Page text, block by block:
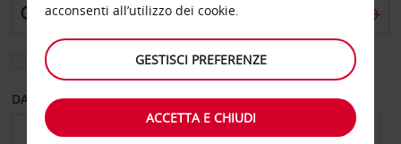
Scegli una località di riconsegna diversa
DAL GIORNO AL GIORNO
acconsenti all’utilizzo dei cookie.
GESTISCI PREFERENZE
ACCETTA E CHIUDI